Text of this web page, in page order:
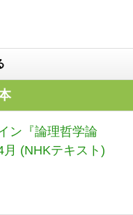
ン『論理哲学論
(NHKテキスト)